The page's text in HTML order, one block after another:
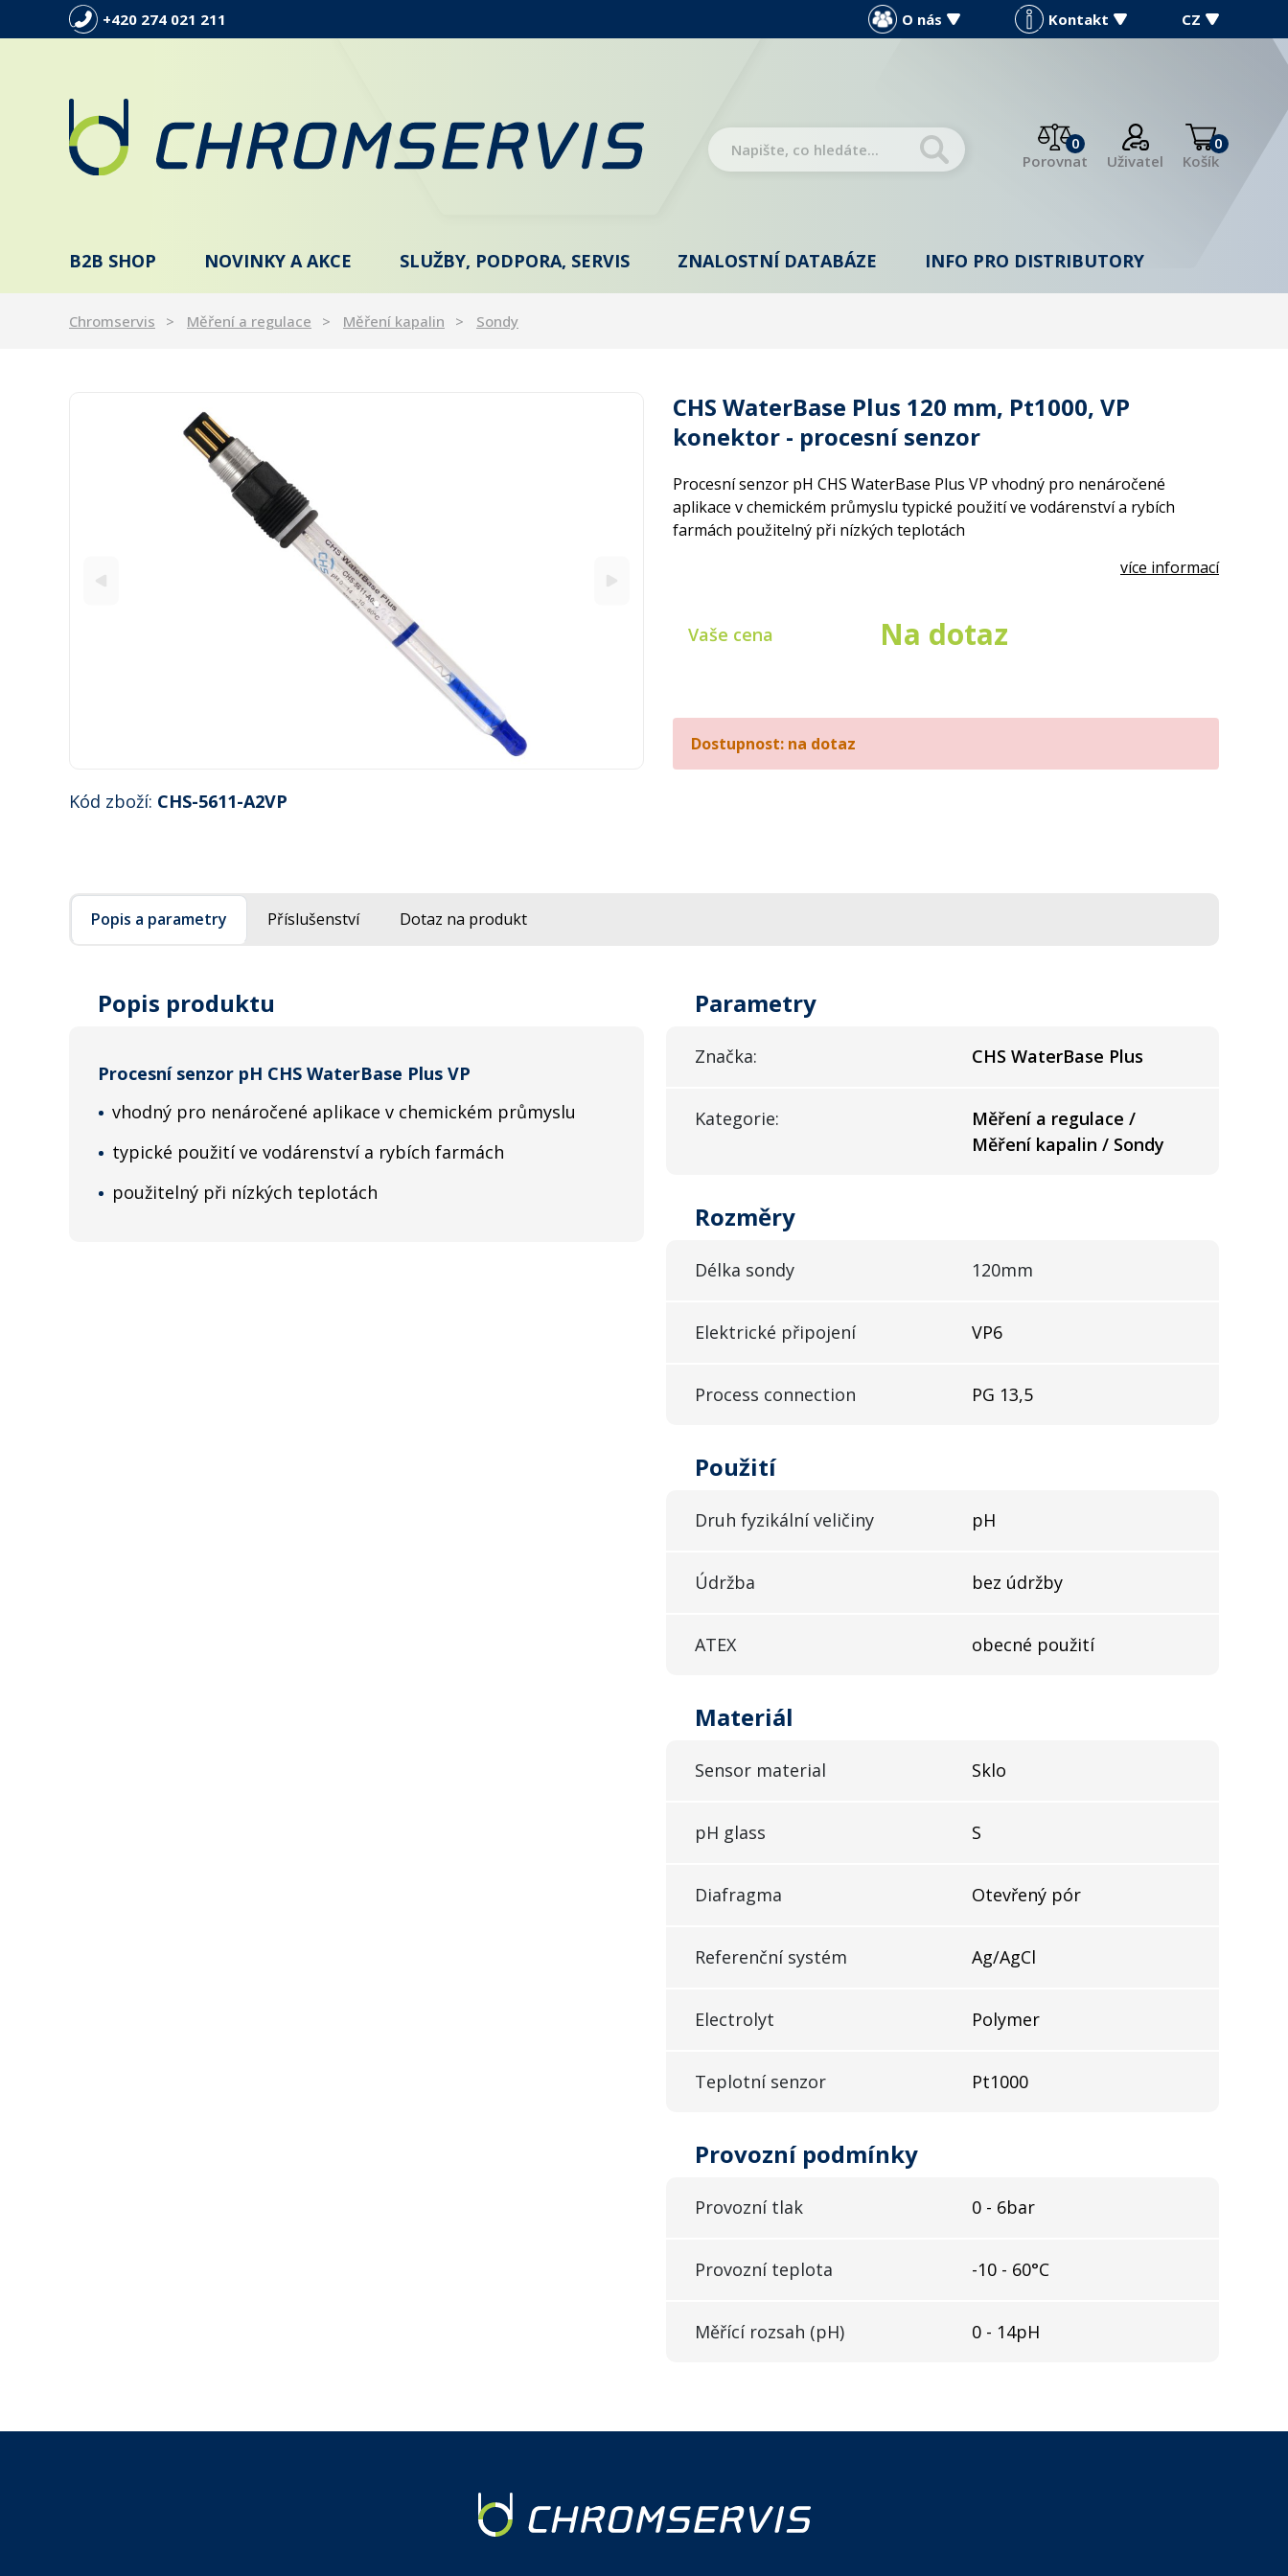
+420 274 021 211 O nás Kontakt CZ
0
Porovnat
Uživatel
0
Košík
B2B SHOP NOVINKY A AKCE SLUŽBY, PODPORA, SERVIS ZNALOSTNÍ DATABÁZE INFO PRO DISTRIBUTORY
Chromservis Měření a regulace Měření kapalin Sondy
CHS WaterBase Plus 120 mm, Pt1000, VP
konektor - procesní senzor
Kód zboží: CHS-5611-A2VP
Procesní senzor pH CHS WaterBase Plus VP vhodný pro nenáročené
aplikace v chemickém průmyslu typické použití ve vodárenství a rybích
farmách použitelný při nízkých teplotách
více informací
Vaše cena Na dotaz
Dostupnost: na dotaz
Popis a parametry Příslušenství Dotaz na produkt
Popis produktu
Procesní senzor pH CHS WaterBase Plus VP
vhodný pro nenáročené aplikace v chemickém průmyslu
typické použití ve vodárenství a rybích farmách
použitelný při nízkých teplotách
Parametry
Značka: CHS WaterBase Plus
Kategorie:
Měření a regulace /
Měření kapalin / Sondy
Rozměry
Délka sondy 120mm
Elektrické připojení VP6
Process connection PG 13,5
Použití
Druh fyzikální veličiny pH
Údržba bez údržby
ATEX obecné použití
Materiál
Sensor material Sklo
pH glass S
Diafragma Otevřený pór
Referenční systém Ag/AgCl
Electrolyt Polymer
Teplotní senzor Pt1000
Provozní podmínky
Provozní tlak 0 - 6bar
Provozní teplota -10 - 60°C
Měřící rozsah (pH) 0 - 14pH